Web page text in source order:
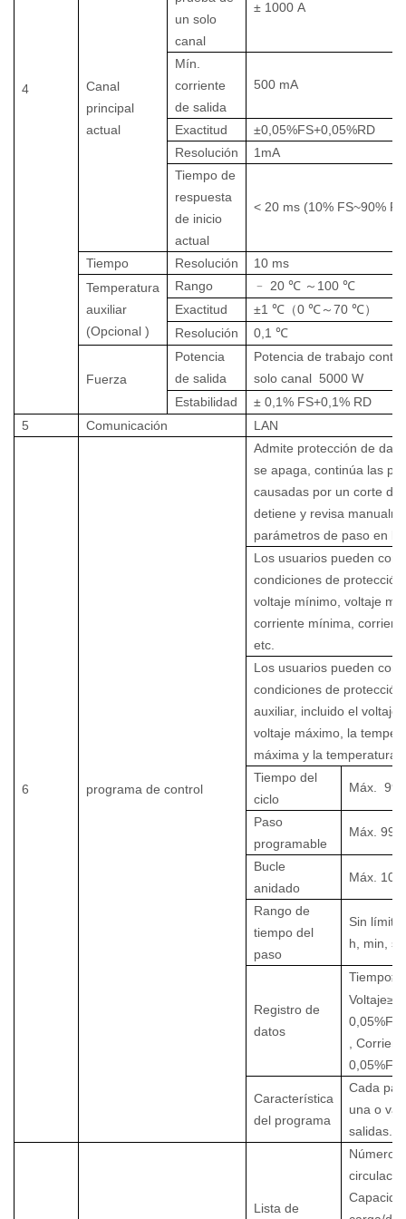
4
Canal
principal
actual
un solo
canal
± 1000 A
Mín.
corriente
de salida
500 mA
Exactitud
±0,05%FS+0,05%RD
Resolución
1mA
Tiempo de
respuesta
de inicio
actual
< 20 ms (10% FS~90%
Tiempo Resolución
10 ms
Temperatura
auxiliar
(Opcional )
Rango ﹣ 20 ℃ ～ 100 ℃
Exactitud
±1 ℃（0 ℃～70 ℃）
Resolución
0,1 ℃
Fuerza
Potencia
de salida
Potencia de trabajo
solo canal 5000 W
Estabilidad
± 0,1% FS+0,1% RD
5
Comunicación LAN
6 programa de control
Admite protección de
se apaga, continúa las
causadas por un corte de
detiene y revisa
parámetros de paso en
Los usuarios pueden
condiciones de
voltaje mínimo, voltaje
corriente mínima,
etc.
Los usuarios pueden
condiciones de
auxiliar, incluido el voltaje
voltaje máximo, la
máxima y la temperatura
Tiempo del
ciclo
Máx.
Paso
programable
Máx.
Bucle
anidado
Máx. 10
Rango de
tiempo del
paso
Sin
h, min, s
Registro de
datos
Tiempo≥
Voltaje≥
,
Característica
del programa
Cada
una o
salidas.
Lista de
Número